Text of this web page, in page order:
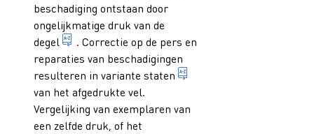
beschadiging ontstaan door
ongelijkmatige druk van de
degel
deel van een hand- of een degelpers: vlakke
. Correctie op de pers en
reparaties van beschadigingen
resulteren in variante staten
van het afgedrukte vel.
Vergelijking van exemplaren van
een zelfde druk, of het